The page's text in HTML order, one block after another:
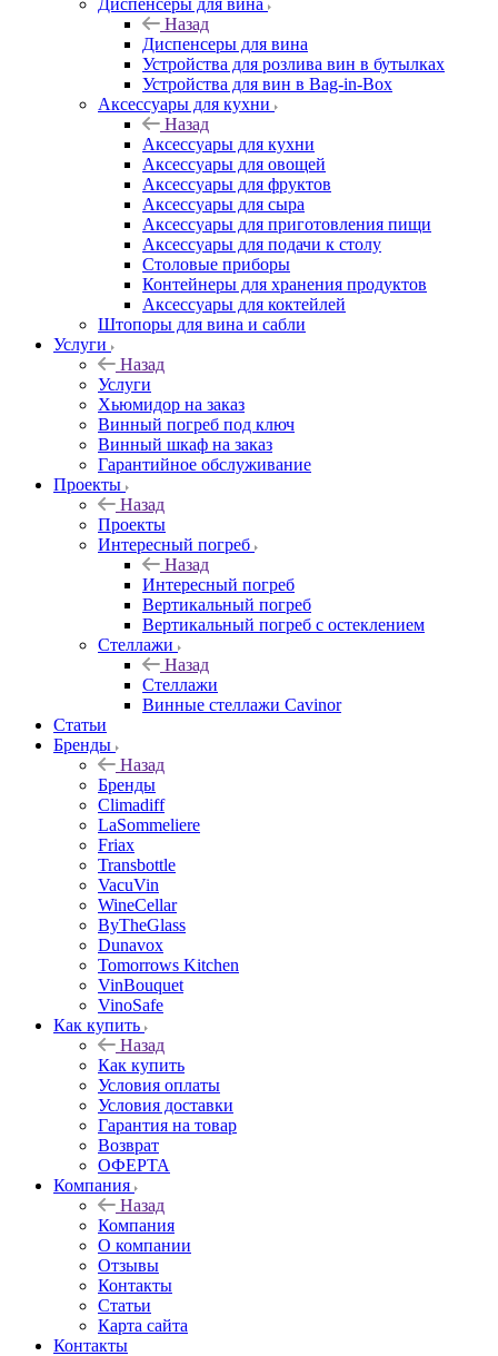
Диспенсеры для вина
Назад
Диспенсеры для вина
Устройства для розлива вин в бутылках
Устройства для вин в Bag-in-Box
Аксессуары для кухни
Назад
Аксессуары для кухни
Аксессуары для овощей
Аксессуары для фруктов
Аксессуары для сыра
Аксессуары для приготовления пищи
Аксессуары для подачи к столу
Столовые приборы
Контейнеры для хранения продуктов
Аксессуары для коктейлей
Штопоры для вина и сабли
Услуги
Назад
Услуги
Хьюмидор на заказ
Винный погреб под ключ
Винный шкаф на заказ
Гарантийное обслуживание
Проекты
Назад
Проекты
Интересный погреб
Назад
Интересный погреб
Вертикальный погреб
Вертикальный погреб с остеклением
Стеллажи
Назад
Стеллажи
Винные стеллажи Cavinor
Статьи
Бренды
Назад
Бренды
Climadiff
LaSommeliere
Friax
Transbottle
VacuVin
WineCellar
ByTheGlass
Dunavox
Tomorrows Kitchen
VinBouquet
VinoSafe
Как купить
Назад
Как купить
Условия оплаты
Условия доставки
Гарантия на товар
Возврат
ОФЕРТА
Компания
Назад
Компания
О компании
Отзывы
Контакты
Статьи
Карта сайта
Контакты